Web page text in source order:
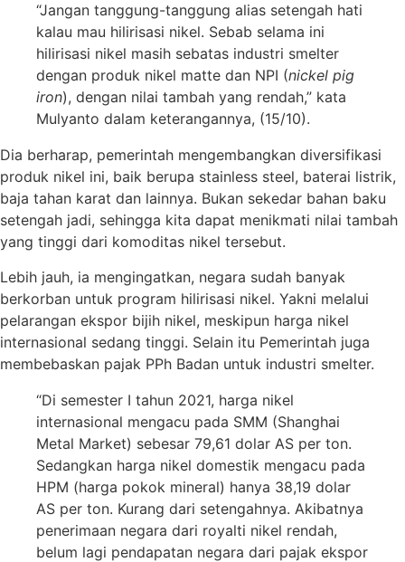
“Jangan tanggung-tanggung alias setengah hati
kalau mau hilirisasi nikel. Sebab selama ini
hilirisasi nikel masih sebatas industri smelter
dengan produk nikel matte dan NPI (nickel pig
iron), dengan nilai tambah yang rendah,” kata
Mulyanto dalam keterangannya, (15/10).
Dia berharap, pemerintah mengembangkan diversifikasi
produk nikel ini, baik berupa stainless steel, baterai listrik,
baja tahan karat dan lainnya. Bukan sekedar bahan baku
setengah jadi, sehingga kita dapat menikmati nilai tambah
yang tinggi dari komoditas nikel tersebut.
Lebih jauh, ia mengingatkan, negara sudah banyak
berkorban untuk program hilirisasi nikel. Yakni melalui
pelarangan ekspor bijih nikel, meskipun harga nikel
internasional sedang tinggi. Selain itu Pemerintah juga
membebaskan pajak PPh Badan untuk industri smelter.
“Di semester I tahun 2021, harga nikel
internasional mengacu pada SMM (Shanghai
Metal Market) sebesar 79,61 dolar AS per ton.
Sedangkan harga nikel domestik mengacu pada
HPM (harga pokok mineral) hanya 38,19 dolar
AS per ton. Kurang dari setengahnya. Akibatnya
penerimaan negara dari royalti nikel rendah,
belum lagi pendapatan negara dari pajak ekspor